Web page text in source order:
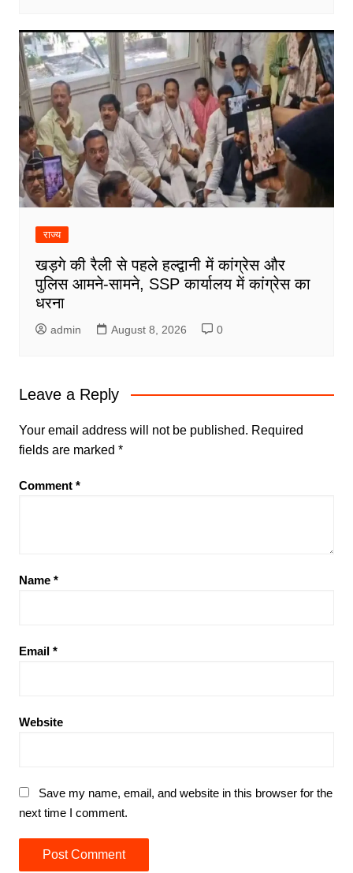
राज्य
खड़गे की रैली से पहले हल्द्वानी में कांग्रेस और
पुलिस आमने-सामने, SSP कार्यालय में कांग्रेस का
धरना
admin August 8, 2026 0
Leave a Reply
Your email address will not be published. Required
fields are marked *
Comment *
Name *
Email *
Website
Save my name, email, and website in this browser for the
next time I comment.